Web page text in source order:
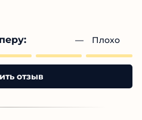
— Плохо
отзыв